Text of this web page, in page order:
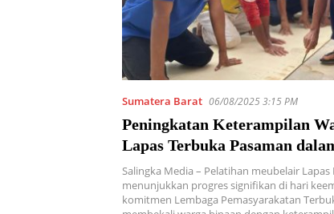
Sumatera Barat 06/08/2025 3:15 PM
Peningkatan Keterampilan
Lapas Terbuka Pasaman
Meubelair
Salingka Media – Pelatihan meubelair Lapas
menunjukkan progres signifikan di hari
komitmen Lembaga Pemasyarakatan